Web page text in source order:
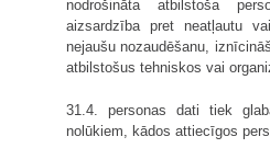
nodrošināta atbilstoša
aizsardzība pret neatļautu
nejaušu nozaudēšanu,
atbilstošus tehniskos vai
31.4. personas dati tiek
nolūkiem, kādos attiecīgos